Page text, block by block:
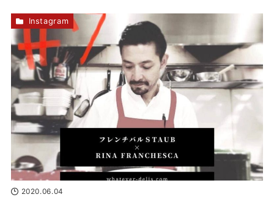
2020.06.04
Instagram